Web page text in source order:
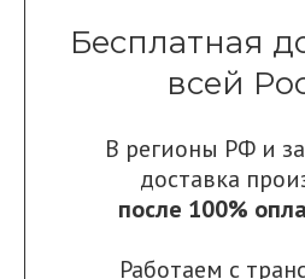
Бесплатная
всей
В регионы РФ и
доставка
после 100%
Работаем с